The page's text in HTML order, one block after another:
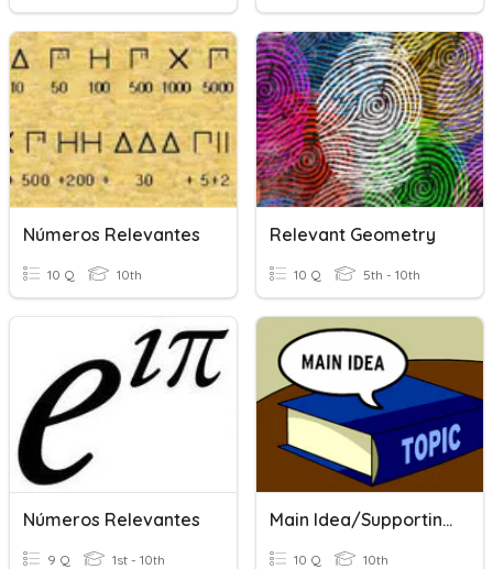
Números Relevantes
10 Q 10th
Relevant Geometry
10 Q 5th - 10th
Números Relevantes
9 Q 1st - 10th
Main Idea/Supporting Details
10 Q 10th